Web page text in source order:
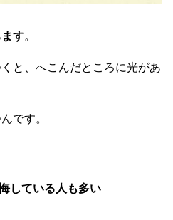
す。
と、へこんだところに光があ
です。
している人も多い